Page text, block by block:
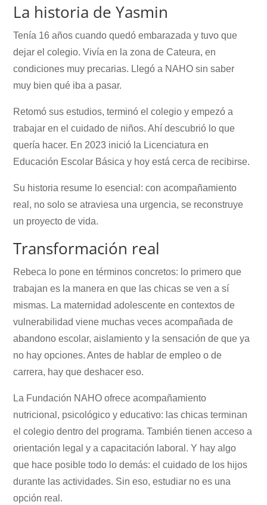
La historia de Yasmin
Tenía 16 años cuando quedó embarazada y tuvo que
dejar el colegio. Vivía en la zona de Cateura, en
condiciones muy precarias. Llegó a NAHO sin saber
muy bien qué iba a pasar.
Retomó sus estudios, terminó el colegio y empezó a
trabajar en el cuidado de niños. Ahí descubrió lo que
quería hacer. En 2023 inició la Licenciatura en
Educación Escolar Básica y hoy está cerca de recibirse.
Su historia resume lo esencial: con acompañamiento
real, no solo se atraviesa una urgencia, se reconstruye
un proyecto de vida.
Transformación real
Rebeca lo pone en términos concretos: lo primero que
trabajan es la manera en que las chicas se ven a sí
mismas. La maternidad adolescente en contextos de
vulnerabilidad viene muchas veces acompañada de
abandono escolar, aislamiento y la sensación de que ya
no hay opciones. Antes de hablar de empleo o de
carrera, hay que deshacer eso.
La Fundación NAHO ofrece acompañamiento
nutricional, psicológico y educativo: las chicas terminan
el colegio dentro del programa. También tienen acceso a
orientación legal y a capacitación laboral. Y hay algo
que hace posible todo lo demás: el cuidado de los hijos
durante las actividades. Sin eso, estudiar no es una
opción real.